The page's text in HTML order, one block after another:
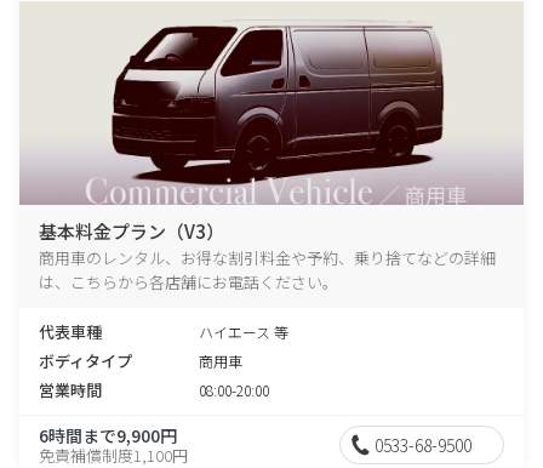
基本料金プラン（V3）
商用車のレンタル、お得な割引料金や予約、乗り捨てなどの詳細
は、こちらから各店舗にお電話ください。
代表車種 ハイエース 等
ボディタイプ 商用車
営業時間 08:00-20:00
6時間まで9,900円
免責補償制度1,100円 0533-68-9500